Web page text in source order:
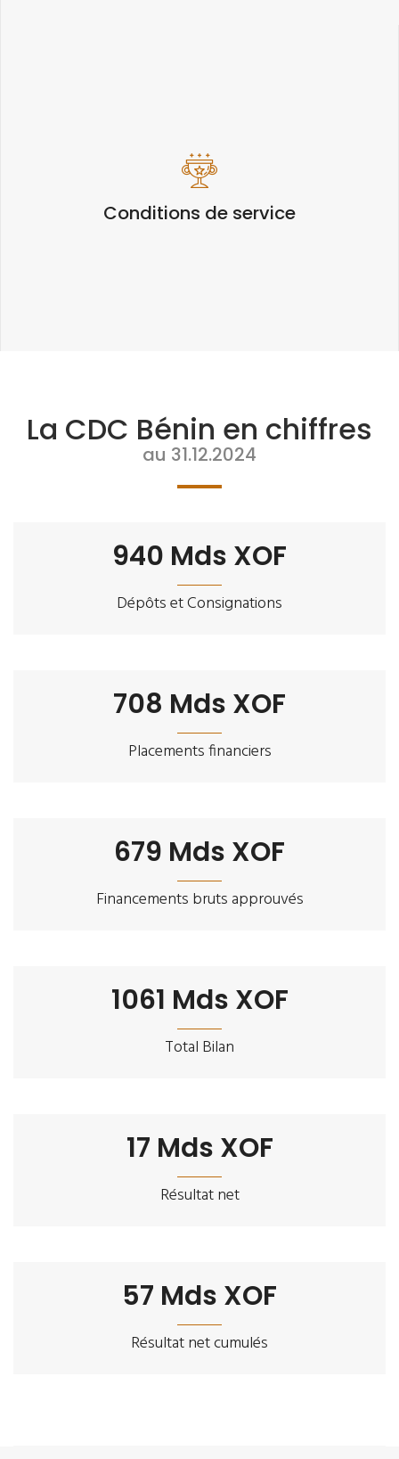
Conditions de service
La CDC Bénin en chiffres
au 31.12.2024
940 Mds XOF
Dépôts et Consignations
708 Mds XOF
Placements financiers
679 Mds XOF
Financements bruts approuvés
1061 Mds XOF
Total Bilan
17 Mds XOF
Résultat net
57 Mds XOF
Résultat net cumulés